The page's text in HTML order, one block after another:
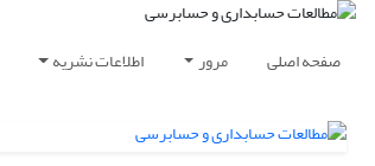
صفحه اصلی مرور اطلاعات نشریه